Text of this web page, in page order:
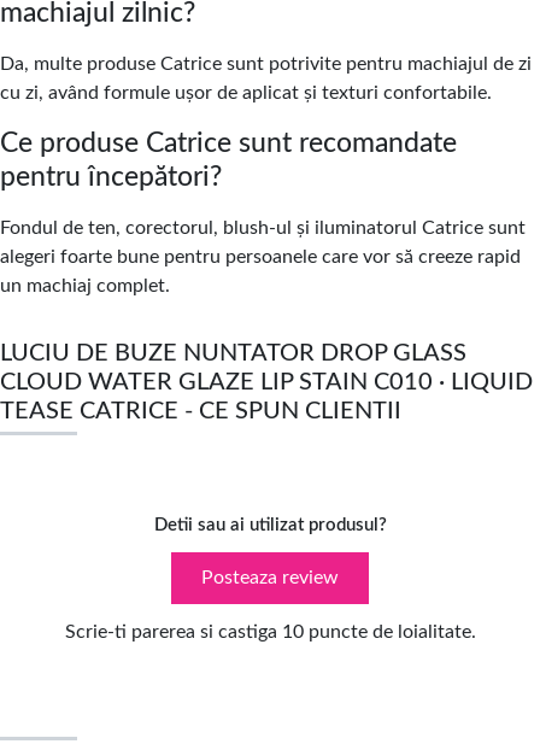
machiajul zilnic?
Da, multe produse Catrice sunt potrivite pentru machiajul de zi
cu zi, având formule ușor de aplicat și texturi confortabile.
Ce produse Catrice sunt recomandate
pentru începători?
Fondul de ten, corectorul, blush-ul și iluminatorul Catrice sunt
alegeri foarte bune pentru persoanele care vor să creeze rapid
un machiaj complet.
LUCIU DE BUZE NUNTATOR DROP GLASS
CLOUD WATER GLAZE LIP STAIN C010 · LIQUID
TEASE CATRICE - CE SPUN CLIENTII
Detii sau ai utilizat produsul?
Posteaza review
Scrie-ti parerea si castiga 10 puncte de loialitate.